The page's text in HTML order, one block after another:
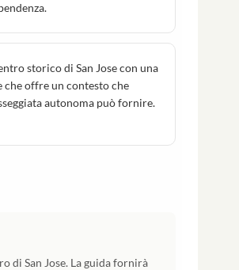
storico di San Jose con una
che offre un contesto che
autonoma può fornire.
di San Jose. La guida fornirà